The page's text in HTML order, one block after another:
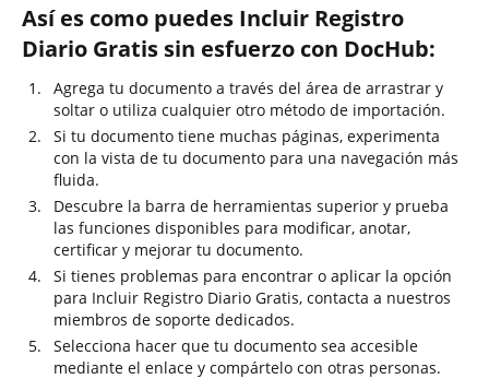
Así es como puedes Incluir Registro
Diario Gratis sin esfuerzo con DocHub:
Agrega tu documento a través del área de arrastrar y
soltar o utiliza cualquier otro método de importación.
Si tu documento tiene muchas páginas, experimenta
con la vista de tu documento para una navegación más
fluida.
Descubre la barra de herramientas superior y prueba
las funciones disponibles para modificar, anotar,
certificar y mejorar tu documento.
Si tienes problemas para encontrar o aplicar la opción
para Incluir Registro Diario Gratis, contacta a nuestros
miembros de soporte dedicados.
Selecciona hacer que tu documento sea accesible
mediante el enlace y compártelo con otras personas.